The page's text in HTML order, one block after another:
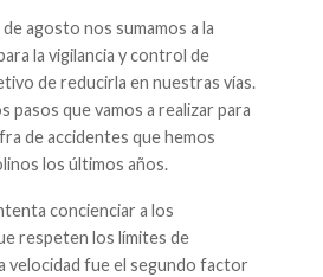
agosto nos sumamos a la
la vigilancia y control de
de reducirla en nuestras vías.
pasos que vamos a realizar para
de accidentes que hemos
los últimos años.
concienciar a los
respeten los límites de
velocidad fue el segundo factor